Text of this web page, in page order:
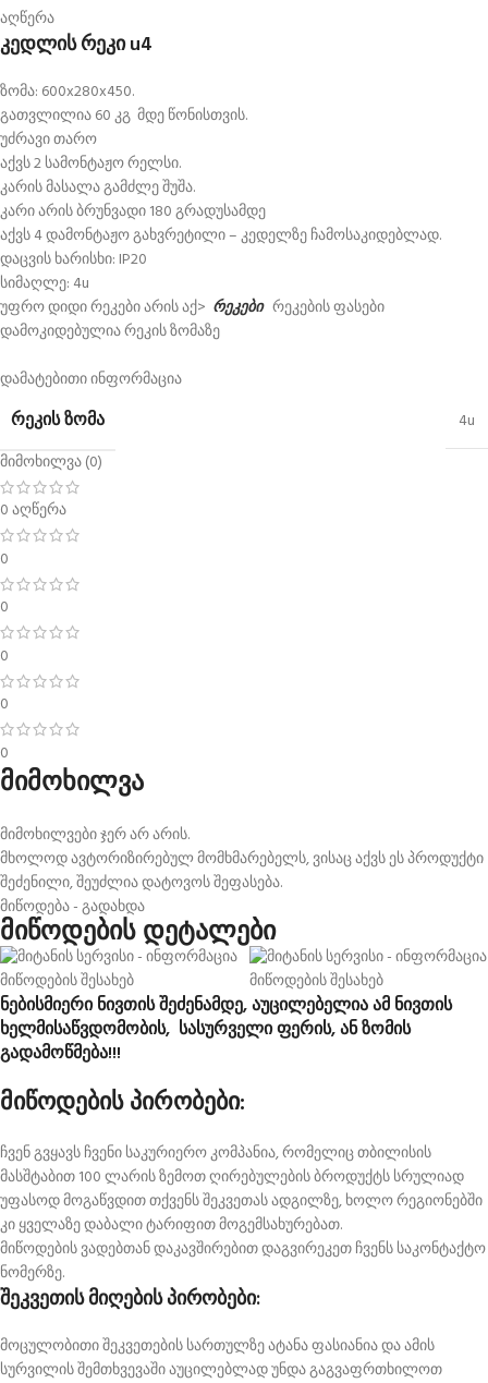
აღწერა
კედლის რეკი u4
ზომა: 600x280x450.
გათვლილია 60 კგ მდე წონისთვის.
უძრავი თარო
აქვს 2 სამონტაჟო რელსი.
კარის მასალა გამძლე შუშა.
კარი არის ბრუნვადი 180 გრადუსამდე
აქვს 4 დამონტაჟო გახვრეტილი – კედელზე ჩამოსაკიდებლად.
დაცვის ხარისხი: IP20
სიმაღლე: 4u
უფრო დიდი რეკები არის აქ> რეკები რეკების ფასები
დამოკიდებულია რეკის ზომაზე
დამატებითი ინფორმაცია
ᲠᲔᲙᲘᲡ ᲖᲝᲛᲐ
4u
მიმოხილვა (0)
0 აღწერა
0
0
0
0
0
მიმოხილვა
მიმოხილვები ჯერ არ არის.
მხოლოდ ავტორიზირებულ მომხმარებელს, ვისაც აქვს ეს პროდუქტი
შეძენილი, შეუძლია დატოვოს შეფასება.
მიწოდება - გადახდა
მიწოდების დეტალები
ნებისმიერი ნივთის შეძენამდე, აუცილებელია ამ ნივთის
ხელმისაწვდომობის, სასურველი ფერის, ან ზომის
გადამოწმება!!!
მიწოდების პირობები:
ჩვენ გვყავს ჩვენი საკურიერო კომპანია, რომელიც თბილისის
მასშტაბით 100 ლარის ზემოთ ღირებულების ბროდუქტს სრულიად
უფასოდ მოგაწვდით თქვენს შეკვეთას ადგილზე, ხოლო რეგიონებში
კი ყველაზე დაბალი ტარიფით მოგემსახურებათ.
მიწოდების ვადებთან დაკავშირებით დაგვირეკეთ ჩვენს საკონტაქტო
ნომერზე.
შეკვეთის მიღების პირობები:
მოცულობითი შეკვეთების სართულზე ატანა ფასიანია და ამის
სურვილის შემთხვევაში აუცილებლად უნდა გაგვაფრთხილოთ